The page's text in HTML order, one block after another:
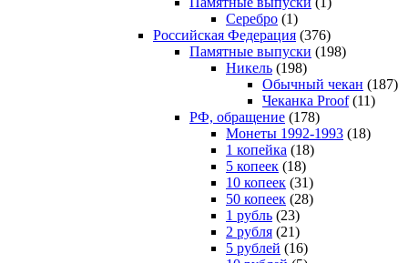
Серебро (1)
Российская Федерация (376)
Памятные выпуски (198)
Никель (198)
Обычный чекан (187)
Чеканка Proof(11)
РФ, обращение (178)
Монеты 1992-1993 (18)
1 копейка (18)
5 копеек (18)
10 копеек (31)
50 копеек (28)
1 рубль (23)
2 рубля (21)
5 рублей (16)